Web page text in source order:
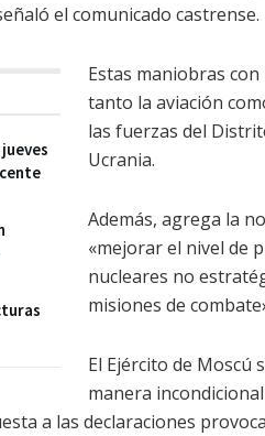
el comunicado castrense.
Estas maniobras
tanto la aviación
las fuerzas del
Ucrania.
Además, agrega la
«mejorar el nivel de
nucleares no
misiones de
El Ejército de Moscú
manera
a las declaraciones